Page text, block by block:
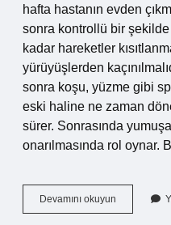
hafta hastanın evden
sonra kontrollü bir şekilde
kadar hareketler
yürüyüşlerden
sonra koşu, yüzme gibi
eski haline ne zaman
sürer. Sonrasında
onarılmasında rol oynar.
Devamını okuyun
Kırığı